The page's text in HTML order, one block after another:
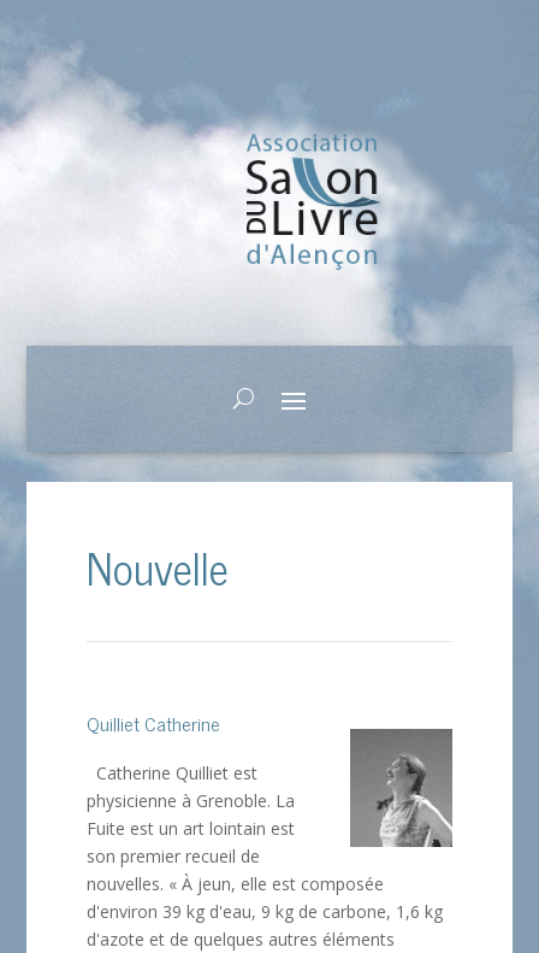
Nouvelle
Quilliet Catherine
Catherine Quilliet est
physicienne à Grenoble. La
Fuite est un art lointain est
son premier recueil de
nouvelles. « À jeun, elle est composée
d'environ 39 kg d'eau, 9 kg de carbone, 1,6 kg
d'azote et de quelques autres éléments